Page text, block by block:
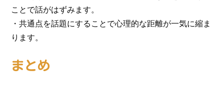
ことで話がはずみます。
・共通点を話題にすることで心理的な距離が一気に縮ま
ります。
まとめ